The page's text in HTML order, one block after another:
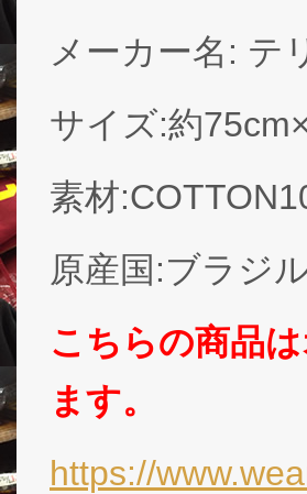
メーカー名: テ
サイズ:約
素材
原産国:ブラジ
こちらの商品
ます。
https://